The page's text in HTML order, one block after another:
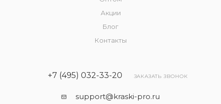
Акции
Блог
Контакты
+7 (495) 032-33-20 ЗАКАЗАТЬ ЗВОНОК
support@kraski-pro.ru